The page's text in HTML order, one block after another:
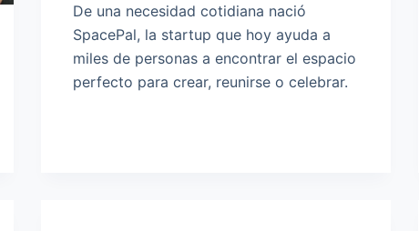
De una necesidad cotidiana nació
SpacePal, la startup que hoy ayuda a
miles de personas a encontrar el espacio
perfecto para crear, reunirse o celebrar.